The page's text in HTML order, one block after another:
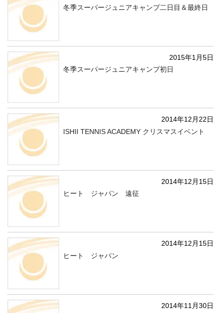
冬季スーパージュニアキャンプ二日目＆最終日
2015年1月5日
冬季スーパージュニアキャンプ初日
2014年12月22日
ISHII TENNIS ACADEMY クリスマスイベント
2014年12月15日
ヒート ジャパン 遠征
2014年12月15日
ヒート ジャパン
2014年11月30日